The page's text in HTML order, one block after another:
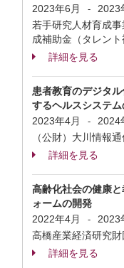
2023年6月
-
2023
若手研究人材育成
成補助金（タレント
詳細を見る
患者教育のデジタ
するヘルスシステ
2023年4月
-
2024
（公財）大川情報
詳細を見る
高齢化社会の健康
ォームの開発
2022年4月
-
2023
高橋産業経済研究財
詳細を見る